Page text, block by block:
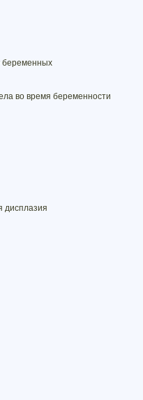
беременных
во время беременности
дисплазия